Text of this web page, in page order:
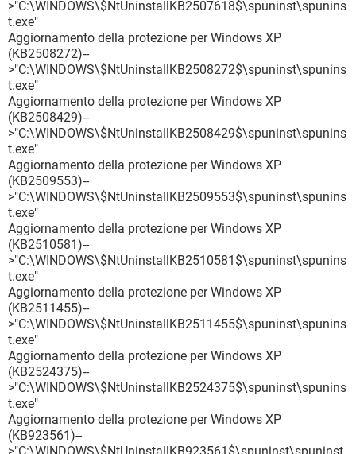
>"C:\WINDOWS\$NtUninstallKB2507618$\spuninst\spunins
t.exe"
Aggiornamento della protezione per Windows XP
(KB2508272)--
>"C:\WINDOWS\$NtUninstallKB2508272$\spuninst\spunins
t.exe"
Aggiornamento della protezione per Windows XP
(KB2508429)--
>"C:\WINDOWS\$NtUninstallKB2508429$\spuninst\spunins
t.exe"
Aggiornamento della protezione per Windows XP
(KB2509553)--
>"C:\WINDOWS\$NtUninstallKB2509553$\spuninst\spunins
t.exe"
Aggiornamento della protezione per Windows XP
(KB2510581)--
>"C:\WINDOWS\$NtUninstallKB2510581$\spuninst\spunins
t.exe"
Aggiornamento della protezione per Windows XP
(KB2511455)--
>"C:\WINDOWS\$NtUninstallKB2511455$\spuninst\spunins
t.exe"
Aggiornamento della protezione per Windows XP
(KB2524375)--
>"C:\WINDOWS\$NtUninstallKB2524375$\spuninst\spunins
t.exe"
Aggiornamento della protezione per Windows XP
(KB923561)--